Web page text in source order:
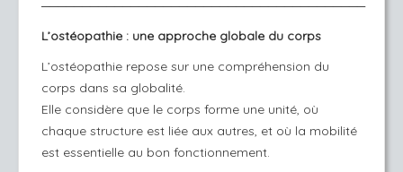
────────────────────────────────────────
L’ostéopathie : une approche globale du corps
L’ostéopathie repose sur une compréhension du
corps dans sa globalité.
Elle considère que le corps forme une unité, où
chaque structure est liée aux autres, et où la mobilité
est essentielle au bon fonctionnement.